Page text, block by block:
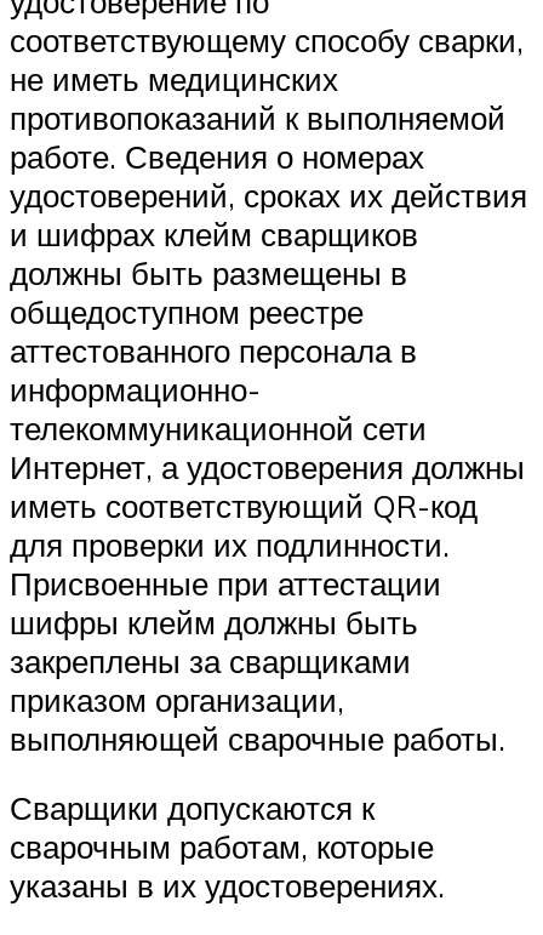
соответствующему способу сварки,
не иметь медицинских
противопоказаний к выполняемой
работе. Сведения о номерах
удостоверений, сроках их действия
и шифрах клейм сварщиков
должны быть размещены в
общедоступном реестре
аттестованного персонала в
информационно-
телекоммуникационной сети
Интернет, а удостоверения должны
иметь соответствующий QR-код
для проверки их подлинности.
Присвоенные при аттестации
шифры клейм должны быть
закреплены за сварщиками
приказом организации,
выполняющей сварочные работы.
Сварщики допускаются к
сварочным работам, которые
указаны в их удостоверениях.